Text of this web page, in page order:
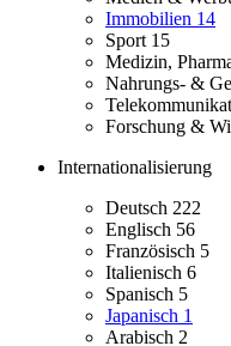
Immobilien 14
Sport 15
Medizin,
Nahrungs- &
Forschung &
Internationalisierung
Deutsch 222
Englisch 56
Französisch 5
Italienisch 6
Spanisch 5
Japanisch 1
Arabisch 2